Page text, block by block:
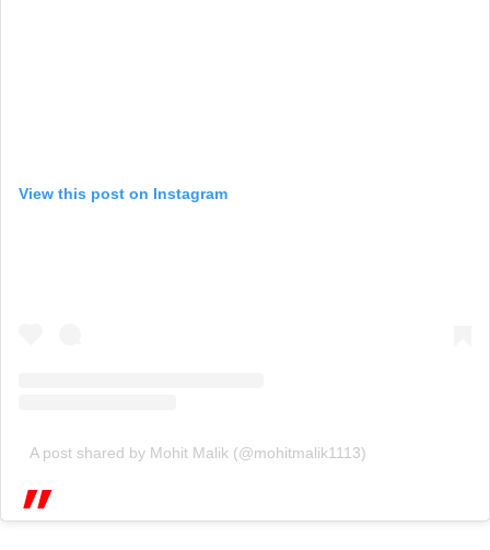
View this post on Instagram
A post shared by Mohit Malik (@mohitmalik1113)